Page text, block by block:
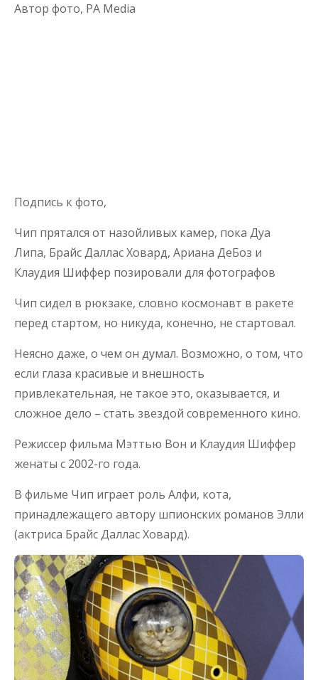
Автор фото, PA Media
Подпись к фото,
Чип прятался от назойливых камер, пока Дуа
Липа, Брайс Даллас Ховард, Ариана ДеБоз и
Клаудия Шиффер позировали для фотографов
Чип сидел в рюкзаке, словно космонавт в ракете
перед стартом, но никуда, конечно, не стартовал.
Неясно даже, о чем он думал. Возможно, о том, что
если глаза красивые и внешность
привлекательная, не такое это, оказывается, и
сложное дело – стать звездой современного кино.
Режиссер фильма Мэттью Вон и Клаудия Шиффер
женаты с 2002-го года.
В фильме Чип играет роль Алфи, кота,
принадлежащего автору шпионских романов Элли
(актриса Брайс Даллас Ховард).